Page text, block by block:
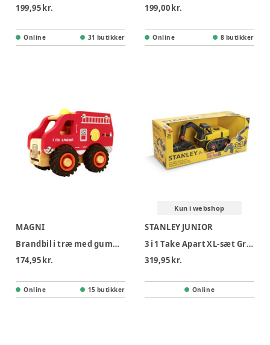
199,95 kr.
Online 31 butikker
199,00 kr.
Online 8 butikker
MAGNI
Brandbil i træ med gummihjul
174,95 kr.
Online 15 butikker
Kun i webshop
STANLEY JUNIOR
3 i 1 Take Apart XL-sæt Gravemaskine
319,95 kr.
Online